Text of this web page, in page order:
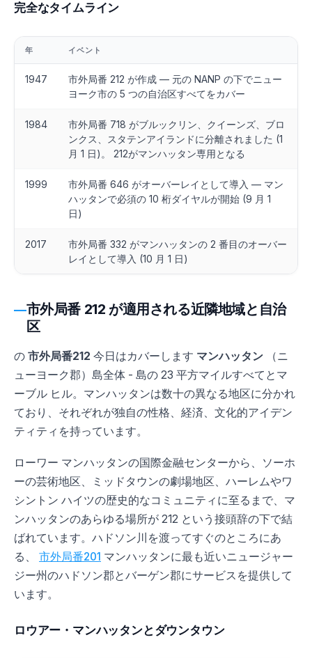
完全なタイムライン
年 イベント
1947
市外局番 212 が作成 — 元の NANP の下でニュー
ヨーク市の 5 つの自治区すべてをカバー
1984
市外局番 718 がブルックリン、クイーンズ、ブロ
ンクス、スタテンアイランドに分離されました (1
月 1 日)。 212がマンハッタン専用となる
1999
市外局番 646 がオーバーレイとして導入 — マン
ハッタンで必須の 10 桁ダイヤルが開始 (9 月 1
日)
2017
市外局番 332 がマンハッタンの 2 番目のオーバー
レイとして導入 (10 月 1 日)
市外局番 212 が適用される近隣地域と自治
区
の 市外局番212 今日はカバーします マンハッタン （ニ
ューヨーク郡）島全体 - 島の 23 平方マイルすべてとマ
ーブル ヒル。マンハッタンは数十の異なる地区に分かれ
ており、それぞれが独自の性格、経済、文化的アイデン
ティティを持っています。
ローワー マンハッタンの国際金融センターから、ソーホ
ーの芸術地区、ミッドタウンの劇場地区、ハーレムやワ
シントン ハイツの歴史的なコミュニティに至るまで、マ
ンハッタンのあらゆる場所が 212 という接頭辞の下で結
ばれています。ハドソン川を渡ってすぐのところにあ
る、 市外局番201 マンハッタンに最も近いニュージャー
ジー州のハドソン郡とバーゲン郡にサービスを提供して
います。
ロウアー・マンハッタンとダウンタウン